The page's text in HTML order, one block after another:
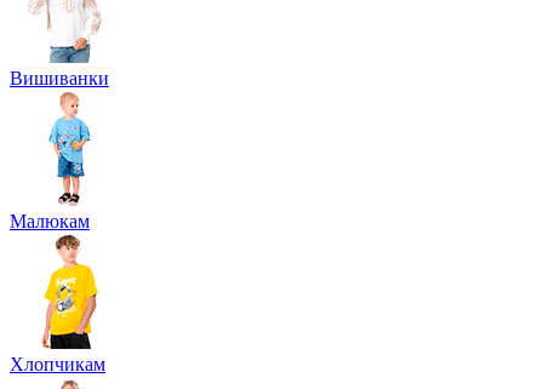
Вишиванки
Малюкам
Хлопчикам